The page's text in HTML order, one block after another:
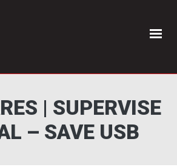
| SUPERVISE
– SAVE USB